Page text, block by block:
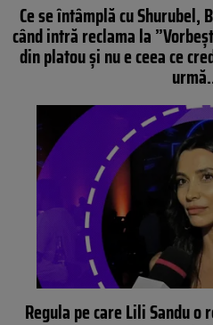
Ce se întâmplă cu Shurubel,
când intră reclama la
din platou și nu e ceea ce
Regula pe care Lili Sandu